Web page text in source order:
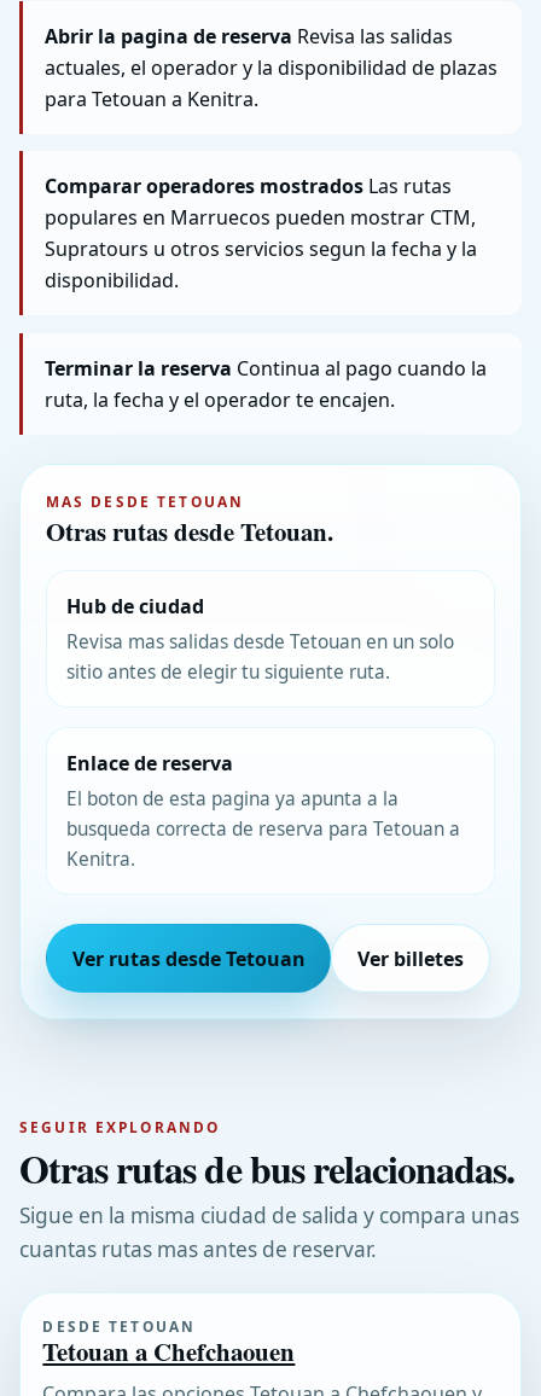
Abrir la pagina de reserva Revisa las salidas
actuales, el operador y la disponibilidad de plazas
para Tetouan a Kenitra.
Comparar operadores mostrados Las rutas
populares en Marruecos pueden mostrar CTM,
Supratours u otros servicios segun la fecha y la
disponibilidad.
Terminar la reserva Continua al pago cuando la
ruta, la fecha y el operador te encajen.
MAS DESDE TETOUAN
Otras rutas desde Tetouan.
Hub de ciudad
Revisa mas salidas desde Tetouan en un solo
sitio antes de elegir tu siguiente ruta.
Enlace de reserva
El boton de esta pagina ya apunta a la
busqueda correcta de reserva para Tetouan a
Kenitra.
Ver rutas desde Tetouan Ver billetes
SEGUIR EXPLORANDO
Otras rutas de bus relacionadas.
Sigue en la misma ciudad de salida y compara unas
cuantas rutas mas antes de reservar.
DESDE TETOUAN
Tetouan a Chefchaouen